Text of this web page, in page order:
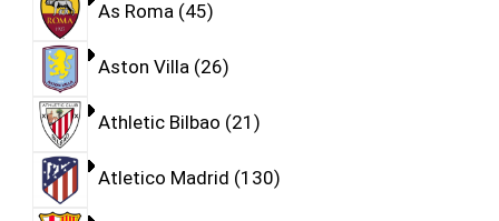
As Roma 45
Aston Villa 26
Athletic Bilbao 21
Atletico Madrid 130